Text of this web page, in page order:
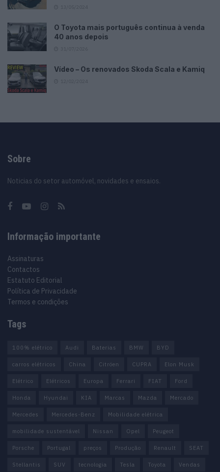
O Toyota mais português continua à venda
40 anos depois
Vídeo – Os renovados Skoda Scala e Kamiq
Sobre
Noticias do setor automóvel, novidades e ensaios.
Informação importante
Assinaturas
Contactos
Estatuto Editorial
Política de Privacidade
Termos e condições
Tags
100% elétrico Audi Baterias BMW BYD
carros elétricos China Citröen CUPRA Elon Musk
Elétrico Elétricos Europa Ferrari FIAT Ford
Honda Hyundai KIA Marcas Mazda Mercado
Mercedes Mercedes-Benz Mobilidade elétrica
mobilidade sustentável Nissan Opel Peugeot
Porsche Portugal preços Produção Renault SEAT
Stellantis SUV tecnologia Tesla Toyota Vendas